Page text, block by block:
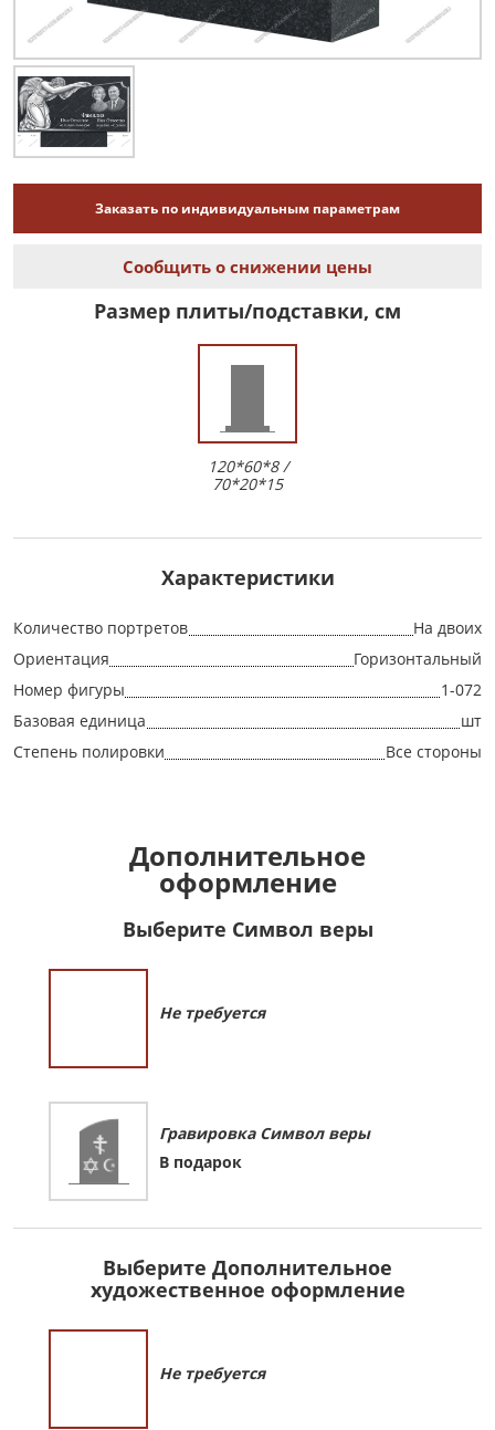
Заказать по индивидуальным параметрам
Сообщить о снижении цены
Размер плиты/подставки, см
120*60*8 /
70*20*15
Характеристики
Количество портретов
На двоих
Ориентация
Горизонтальный
Номер фигуры
1-072
Базовая единица
шт
Степень полировки
Все стороны
Дополнительное
оформление
Выберите Символ веры
Не требуется
Гравировка Символ веры
В подарок
Выберите Дополнительное
художественное оформление
Не требуется